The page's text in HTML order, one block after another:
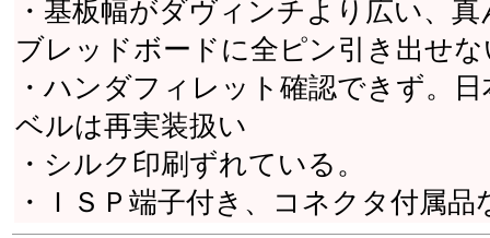
・基板幅がダヴィンチより広い、
ブレッドボードに全ピン引き出せな
・ハンダフィレット確認できず。
ベルは再実装扱い
・シルク印刷ずれている。
・ＩＳＰ端子付き、コネクタ付属